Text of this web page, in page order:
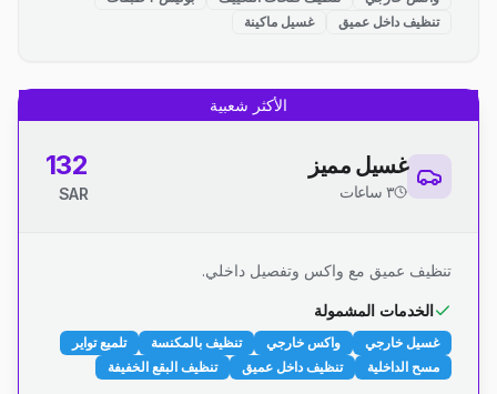
تنظيف داخل عميق
غسيل ماكينة
الأكثر شعبية
غسيل مميز
٣ ساعات
132
SAR
تنظيف عميق مع واكس وتفصيل داخلي.
الخدمات المشمولة
غسيل خارجي واكس خارجي تنظيف بالمكنسة
تلميع تواير
مسح الداخلية
تنظيف داخل عميق تنظيف البقع الخفيفة